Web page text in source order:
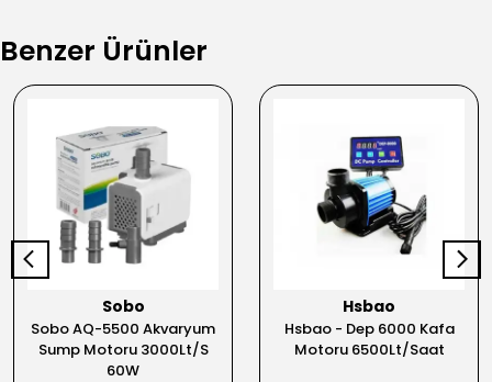
Benzer Ürünler
Sobo
Sobo AQ-5500 Akvaryum
Sump Motoru 3000Lt/S
60W
Hsbao
Hsbao - Dep 6000 Kafa
Motoru 6500Lt/Saat